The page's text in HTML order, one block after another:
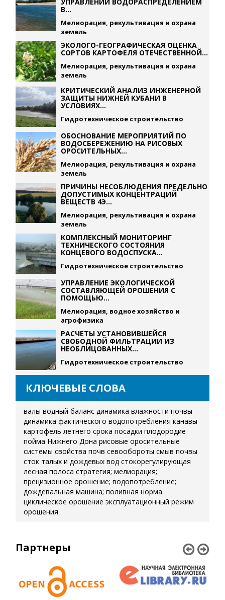
В...
Мелиорация, рекультивация и охрана
земель
ЭКОЛОГО-ГЕОГРАФИЧЕСКАЯ ОЦЕНКА
СОРТОВ КАРТОФЕЛЯ ОТЕЧЕСТВЕННОЙ...
Мелиорация, рекультивация и охрана
земель
КРИТИЧЕСКИЙ АНАЛИЗ ИНЖЕНЕРНОЙ
ЗАЩИТЫ НИЖНЕЙ КУБАНИ В
УСЛОВИЯХ...
Гидротехническое строительство
ОБОСНОВАНИЕ МЕРОПРИЯТИЙ ПО
ВОДОСБЕРЕЖЕНИЮ НА РИСОВЫХ
ОРОСИТЕЛЬНЫХ...
Мелиорация, рекультивация и охрана
земель
ПРИЧИНЫ НЕСОБЛЮДЕНИЯ ПРЕДЕЛЬНО
ДОПУСТИМЫХ КОНЦЕНТРАЦИЙ
ВЕЩЕСТВ 4Э...
Мелиорация, рекультивация и охрана
земель
КОМПЛЕКСНЫЙ МОНИТОРИНГ
ТЕХНИЧЕСКОГО СОСТОЯНИЯ
КОНЦЕВОГО ВОДОСПУСКА...
Гидротехническое строительство
УПРАВЛЕНИЕ ЭКОЛОГИЧЕСКОЙ
СОСТАВЛЯЮЩЕЙ ОРОШЕНИЯ С
ПОМОЩЬЮ...
Мелиорация, водное хозяйство и
агрофизика
РАСЧЕТЫ УСТАНОВИВШЕЙСЯ
СВОБОДНОЙ ФИЛЬТРАЦИИ ИЗ
НЕОБЛИЦОВАННЫХ...
Гидротехническое строительство
КЛЮЧЕВЫЕ СЛОВА
валы водный баланс динамика влажности почвы
динамика фактического водопотребления канавы
картофель летнего срока посадки плодородие
пойма Нижнего Дона рисовые оросительные
системы свойства почв севообороты смыв почвы
сток талых и дождевых вод стокорегулирующая
лесная полоса стратегия; мелиорация;
прецизионное орошение; водопотребление;
дождевальная машина; поливная норма.
циклическое орошение эксплуатационный режим
орошения
Партнеры